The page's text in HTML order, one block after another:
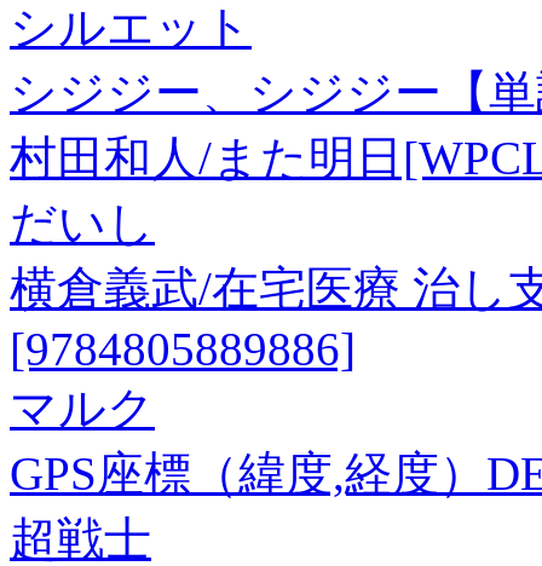
シルエット
シジジー、シジジー【
村田和人/また明日
だいし
横倉義武/在宅医療 治し
[9784805889886]
マルク
GPS座標（緯度,経度）
超戦士